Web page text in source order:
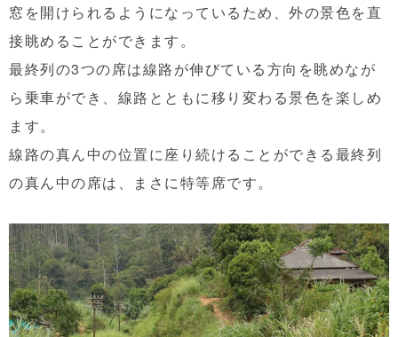
窓を開けられるようになっているため、外の景色を直
接眺めることができます。
最終列の3つの席は線路が伸びている方向を眺めなが
ら乗車ができ、線路とともに移り変わる景色を楽しめ
ます。
線路の真ん中の位置に座り続けることができる最終列
の真ん中の席は、まさに特等席です。